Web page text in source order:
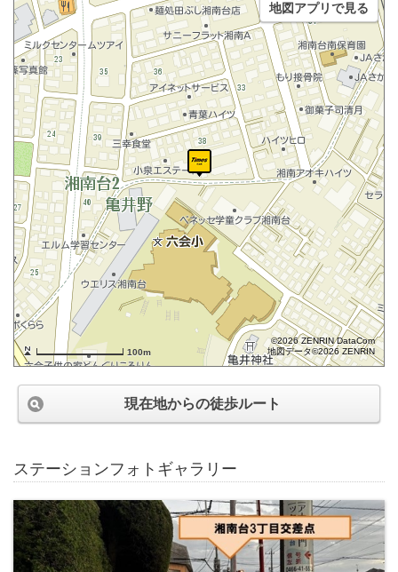
100m
©2026 ZENRIN DataCom
地図データ©2026 ZENRIN
地図アプリで見る
現在地からの徒歩ルート
ステーションフォトギャラリー